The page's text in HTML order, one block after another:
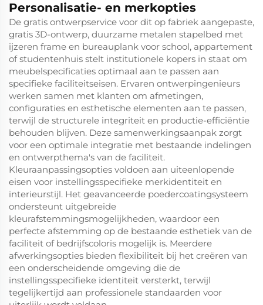
Personalisatie- en merkopties
De gratis ontwerpservice voor dit op fabriek aangepaste,
gratis 3D-ontwerp, duurzame metalen stapelbed met
ijzeren frame en bureauplank voor school, appartement
of studentenhuis stelt institutionele kopers in staat om
meubelspecificaties optimaal aan te passen aan
specifieke faciliteitseisen. Ervaren ontwerpingenieurs
werken samen met klanten om afmetingen,
configuraties en esthetische elementen aan te passen,
terwijl de structurele integriteit en productie-efficiëntie
behouden blijven. Deze samenwerkingsaanpak zorgt
voor een optimale integratie met bestaande indelingen
en ontwerpthema's van de faciliteit.
Kleuraanpassingsopties voldoen aan uiteenlopende
eisen voor instellingsspecifieke merkidentiteit en
interieurstijl. Het geavanceerde poedercoatingsysteem
ondersteunt uitgebreide
kleurafstemmingsmogelijkheden, waardoor een
perfecte afstemming op de bestaande esthetiek van de
faciliteit of bedrijfscoloris mogelijk is. Meerdere
afwerkingsopties bieden flexibiliteit bij het creëren van
een onderscheidende omgeving die de
instellingsspecifieke identiteit versterkt, terwijl
tegelijkertijd aan professionele standaarden voor